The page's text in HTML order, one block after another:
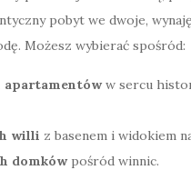
pobyt we dwoje,
Możesz wybierać spośród:
w sercu
willi z basenem i widokiem
domków pośród winnic.